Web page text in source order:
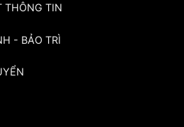
THÔNG TIN
- BẢO TRÌ